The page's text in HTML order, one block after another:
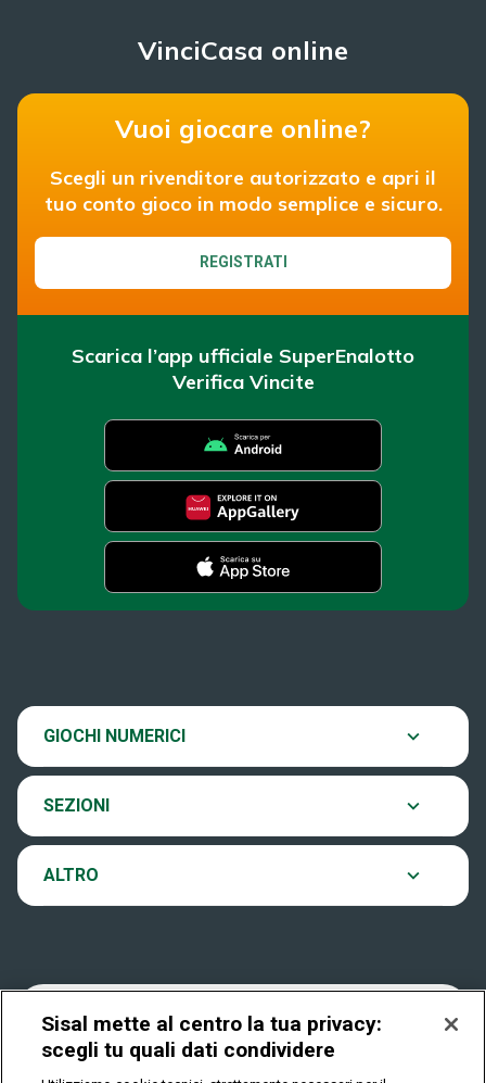
VinciCasa online
Vuoi giocare online?
Scegli un rivenditore autorizzato e apri il
tuo conto gioco in modo semplice e sicuro.
REGISTRATI
Scarica l’app ufficiale SuperEnalotto
Verifica Vincite
GIOCHI NUMERICI
SuperEnalotto
EuroJackpot
VinciCasa
Play Your Date
SEZIONI
Scopri il gioco
Ultima estrazione
Archivio estrazioni
FAQ
ALTRO
Contatti
Notifiche
Cookies
Sisal mette al centro la tua privacy:
scegli tu quali dati condividere